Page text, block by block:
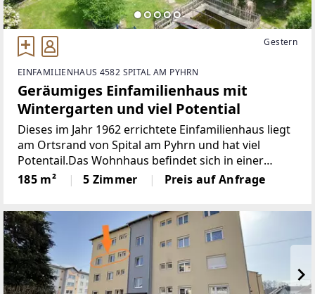
Gestern
EINFAMILIENHAUS 4582 SPITAL AM PYHRN
Geräumiges Einfamilienhaus mit
Wintergarten und viel Potential
Dieses im Jahr 1962 errichtete Einfamilienhaus liegt
am Ortsrand von Spital am Pyhrn und hat viel
Potentail.Das Wohnhaus befindet sich in einer
attraktiven Wohngegend in unmittelbarer Nähe
zum Ortszentrum Spital am Pyhrn mit seinem
185 m² 5 Zimmer Preis auf Anfrage